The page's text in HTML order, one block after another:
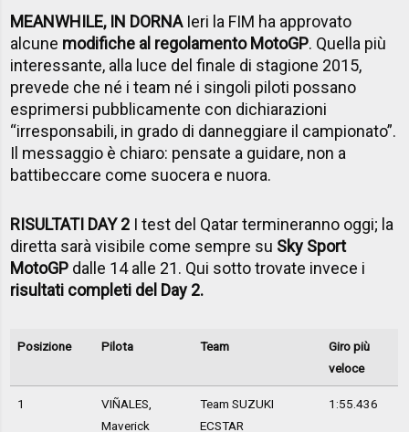
MEANWHILE, IN DORNAIeri la FIM ha approvato
alcune modifiche al regolamento MotoGP. Quella più
interessante, alla luce del finale di stagione 2015,
prevede che né i team né i singoli piloti possano
esprimersi pubblicamente con dichiarazioni
“irresponsabili, in grado di danneggiare il campionato”.
Il messaggio è chiaro: pensate a guidare, non a
battibeccare come suocera e nuora.
RISULTATI DAY 2 I test del Qatar termineranno oggi; la
diretta sarà visibile come sempre su Sky Sport
MotoGP dalle 14 alle 21. Qui sotto trovate invece i
risultati completi del Day 2.
Posizione Pilota Team
Giro più
veloce
1
VIÑALES,
Maverick
Team SUZUKI
ECSTAR
1:55.436